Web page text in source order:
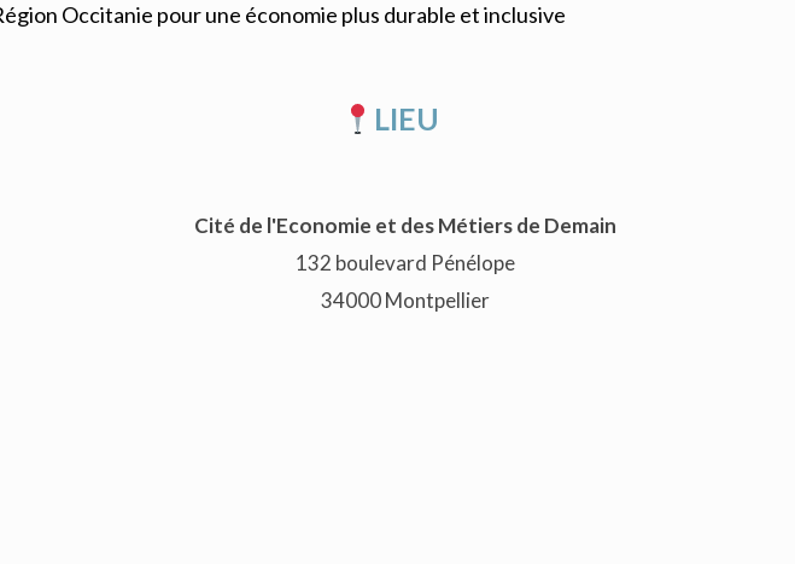
Occitanie pour une économie plus durable et inclusive
LIEU
Cité de l'Economie et des Métiers de Demain
132 boulevard Pénélope
34000 Montpellier